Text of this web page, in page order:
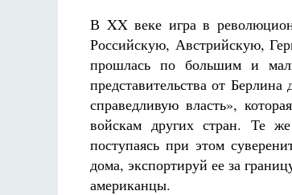
В XX веке игра в
Российскую, Австрийскую,
прошлась по большим и
представительства от
справедливую власть»,
войскам других стран. Те
поступаясь при этом
дома, экспортируй ее за
американцы.